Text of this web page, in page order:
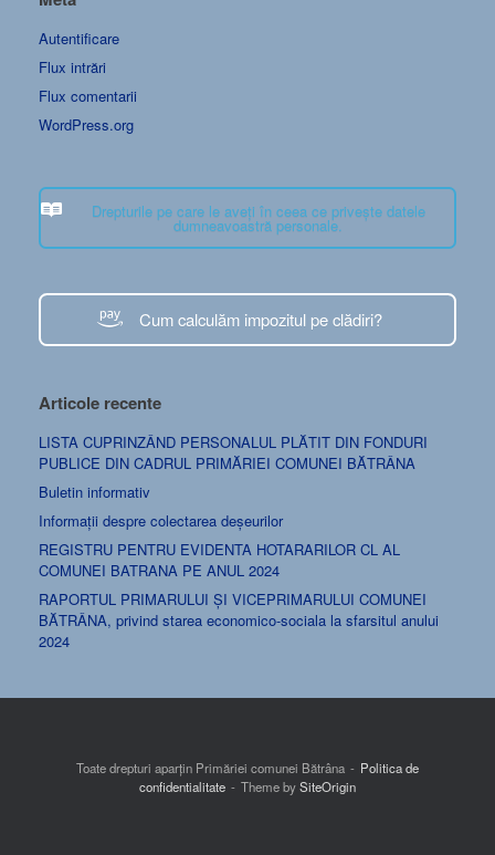
Autentificare
Flux intrări
Flux comentarii
WordPress.org
Drepturile pe care le aveți în ceea ce privește datele
dumneavoastră personale.
Cum calculăm impozitul pe clădiri?
Articole recente
LISTA CUPRINZÂND PERSONALUL PLĂTIT DIN FONDURI
PUBLICE DIN CADRUL PRIMĂRIEI COMUNEI BĂTRÂNA
Buletin informativ
Informații despre colectarea deșeurilor
REGISTRU PENTRU EVIDENTA HOTARARILOR CL AL
COMUNEI BATRANA PE ANUL 2024
RAPORTUL PRIMARULUI ȘI VICEPRIMARULUI COMUNEI
BĂTRÂNA, privind starea economico-sociala la sfarsitul anului
2024
Toate drepturi aparțin Primăriei comunei Bătrâna
Politica de
confidentialitate
Theme bySiteOrigin